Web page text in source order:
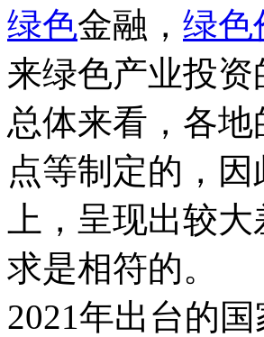
绿色金融， 绿色
来绿色产业投
总体来看，各
点等制定的，
上，呈现出较
求是相符的。
2021年出台的